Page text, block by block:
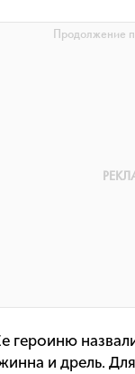
героиню
и дрель.